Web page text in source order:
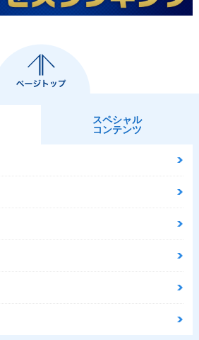
スペシャル
コンテンツ